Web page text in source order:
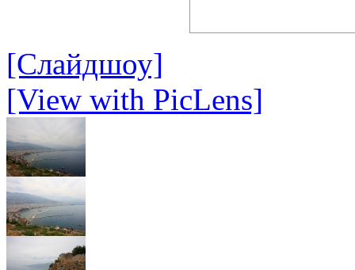
[Слайдшоу]
[View with PicLens]